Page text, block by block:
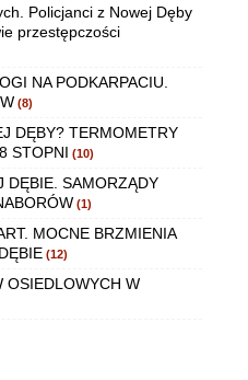
Policjanci z Nowej Dęby
przestępczości
NA PODKARPACIU.
(8)
DĘBY? TERMOMETRY
STOPNI (10)
DĘBIE. SAMORZĄDY
(1)
MOCNE BRZMIENIA
(12)
OSIEDLOWYCH W